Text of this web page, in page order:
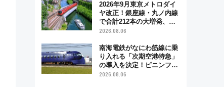
2026年9月東京メトロダイ
ヤ改正！銀座線・丸ノ内線
で合計212本の大増発、混
雑緩和に期待
2026.08.06
南海電鉄がなにわ筋線に乗
り入れる「次期空港特急」
の導入を決定！ピニンファ
リーナによる日本初の鉄道
2026.08.06